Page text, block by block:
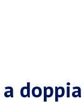
doppia